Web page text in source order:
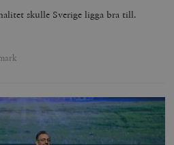
skulle Sverige ligga bra till.